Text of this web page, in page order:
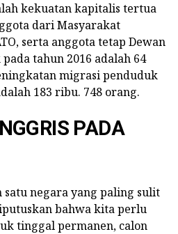
kekuatan kapitalis tertua
dari Masyarakat
serta anggota tetap Dewan
tahun 2016 adalah 64
migrasi penduduk
183 ribu. 748 orang.
PADA
satu negara yang paling sulit
bahwa kita perlu
tinggal permanen, calon